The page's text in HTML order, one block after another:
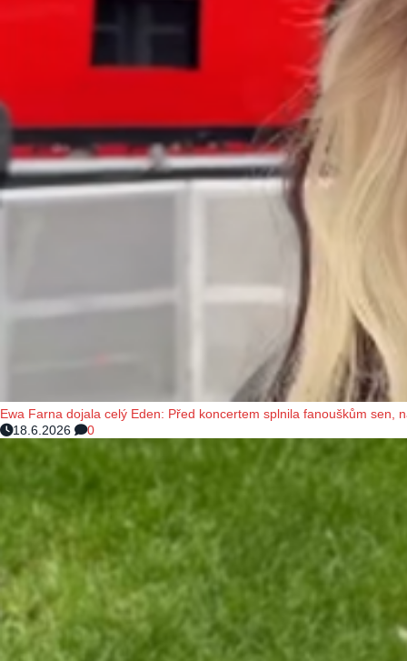
Ewa Farna dojala celý Eden: Před koncertem splnila fanouškům sen,
18.6.2026
0